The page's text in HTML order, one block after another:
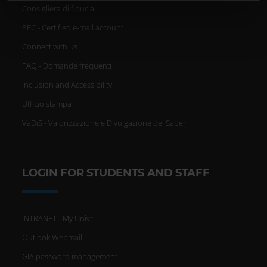
tua posizione geografica, con
un'approssimazione di
qualche metro,
Identificare il tuo dispositivo,
alla ricerca di caratteristiche
Approfondisci come vengono
elaborati i tuoi dati personali e
imposta le tue preferenze nella
sezione dettagli
o ritirare il tuo consenso in
Consigliera di fiducia
PEC - Certified e-mail account
Connect with us
FAQ - Domande frequenti
Inclusion and Accessibility
Ufficio stampa
VaDiS - Valorizzazione e Divulgazione dei Saperi
LOGIN FOR STUDENTS AND STAFF
INTRANET - My Univr
Outlook Webmail
GIA password management